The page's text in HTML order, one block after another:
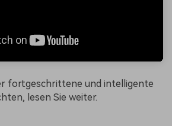
fortgeschrittene und intelligente
lesen Sie weiter.